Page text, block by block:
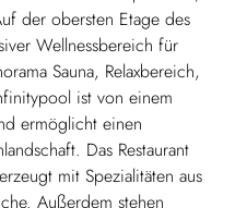
der obersten Etage des
Wellnessbereich für
Sauna, Relaxbereich,
ist von einem
ermöglicht einen
Das Restaurant
mit Spezialitäten aus
Außerdem stehen